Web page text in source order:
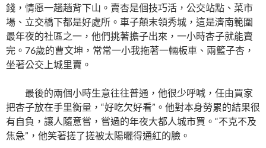
錢，情愿一趟趟背下山。賣杏是個技巧活，公交站點、菜市
場、立交橋下都是好處所。車子顛末領秀城，這是濟南範圍
最年夜的社區之一，他們挑著擔子出來，一小時杏子就能賣
完。76歲的曹文坤，常常一小我拖著一輛板車、兩籃子杏，
坐著公交上城里賣。
最後的兩個小時生意往往普通，他很少呼喊，任由買家
把杏子放在手里衡量，“好吃欠好看”。他對本身勞累的結果很
有自負，讓人隨意嘗，嘗過的年夜大都人城市買。“不克不及
焦急”，他笑著搓了搓被太陽曬得通紅的臉。